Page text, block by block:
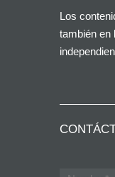
Los
también en